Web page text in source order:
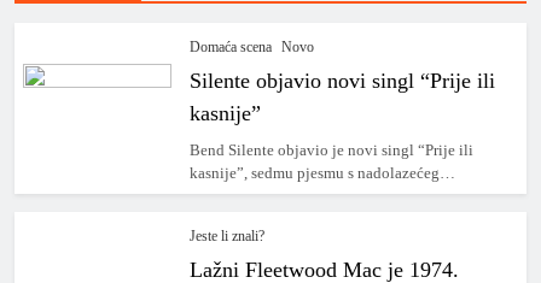
Domaća scena Novo
Silente objavio novi singl “Prije ili
kasnije”
Bend Silente objavio je novi singl “Prije ili
kasnije”, sedmu pjesmu s nadolazećeg…
Jeste li znali?
Lažni Fleetwood Mac je 1974.